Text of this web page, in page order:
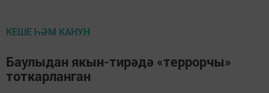
КЕШЕ ҺӘМ КАНУН
Баулыдан якын-тирәдә «террорчы»
тоткарланган